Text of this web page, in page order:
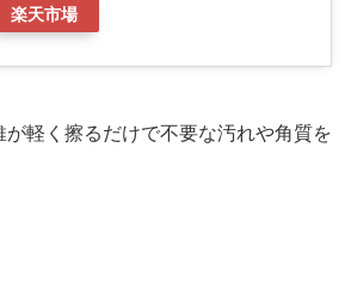
楽天市場
が軽く擦るだけで不要な汚れや角質を